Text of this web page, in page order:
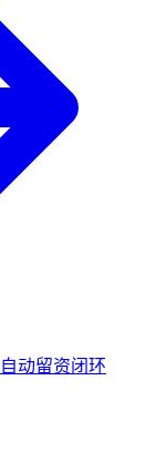
动留资闭环